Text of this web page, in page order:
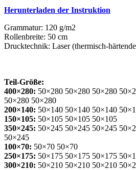
Herunterladen der Instruktion
Grammatur: 120 g/m2
Rollenbreite: 50 cm
Drucktechnik: Laser (thermisch-
Teil-Größe:
400×280: 50×280 50×280 50×280
50×280 50×280
200×140: 50×140 50×140 50×140
150×105: 50×105 50×105 50×105
350×245: 50×245 50×245 50×245
50×245
100×70: 50×70 50×70
250×175: 50×175 50×175 50×175
300×210: 50×210 50×210 50×210